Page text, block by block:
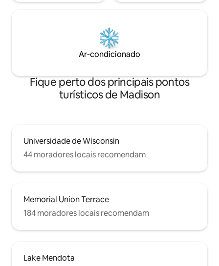
Ar-condicionado
Fique perto dos principais pontos
turísticos de Madison
Universidade de Wisconsin
44 moradores locais recomendam
Memorial Union Terrace
184 moradores locais recomendam
Lake Mendota